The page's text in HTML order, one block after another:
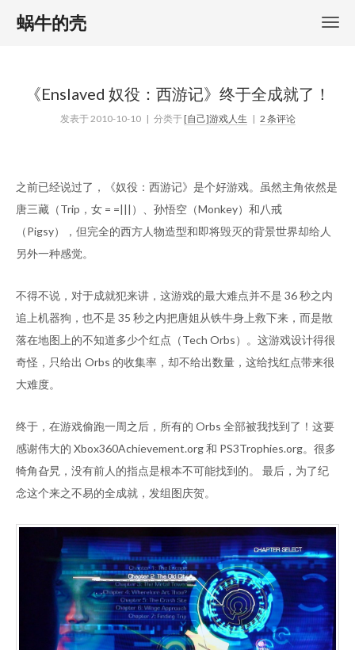
蜗牛的壳
《Enslaved 奴役：西游记》终于全成就了！
发表于2010-10-10 | 分类于[自己]游戏人生 | 2 条评论
之前已经说过了，《奴役：西游记》是个好游戏。虽然主角依然是
唐三藏（Trip，女 = =|||）、孙悟空（Monkey）和八戒
（Pigsy），但完全的西方人物造型和即将毁灭的背景世界却给人
另外一种感觉。
不得不说，对于成就犯来讲，这游戏的最大难点并不是 36 秒之内
追上机器狗，也不是 35 秒之内把唐姐从铁牛身上救下来，而是散
落在地图上的不知道多少个红点（Tech Orbs）。这游戏设计得很
奇怪，只给出 Orbs 的收集率，却不给出数量，这给找红点带来很
大难度。
终于，在游戏偷跑一周之后，所有的 Orbs 全部被我找到了！这要
感谢伟大的 Xbox360Achievement.org 和 PS3Trophies.org。很多
犄角旮旯，没有前人的指点是根本不可能找到的。 最后，为了纪
念这个来之不易的全成就，发组图庆贺。